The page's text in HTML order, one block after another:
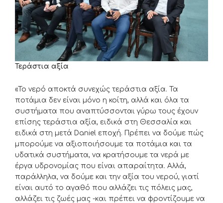
Τεράστια αξία
«Το νερό αποκτά συνεχώς τεράστια αξία. Τα
ποτάμια δεν είναι μόνο η κοίτη, αλλά και όλα τα
συστήματα που αναπτύσσονται γύρω τους έχουν
επίσης τεράστια αξία, ειδικά στη Θεσσαλία και
ειδικά στη μετά Daniel εποχή. Πρέπει να δούμε πώς
μπορούμε να αξιοποιήσουμε τα ποτάμια και τα
υδατικά συστήματα, να κρατήσουμε τα νερά με
έργα υδρονομίας που είναι απαραίτητα. Αλλά,
παράλληλα, να δούμε και την αξία του νερού, γιατί
είναι αυτό το αγαθό που αλλάζει τις πόλεις μας,
αλλάζει τις ζωές μας -και πρέπει να φροντίζουμε να